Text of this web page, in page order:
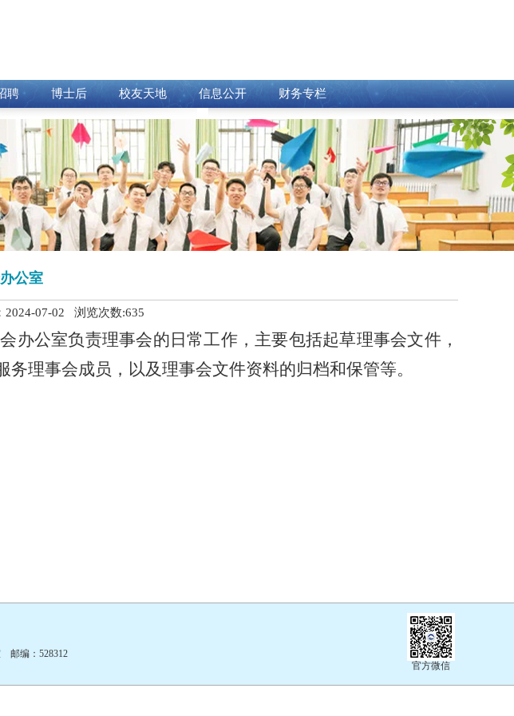
聘 博士后 校友天地 信息公开 财务专栏
公室
2024-07-02 浏览次数:635
公室负责理事会的日常工作，主要包括起草理事会文件，
理事会成员，以及理事会文件资料的归档和保管等。
邮编：528312
官方微信